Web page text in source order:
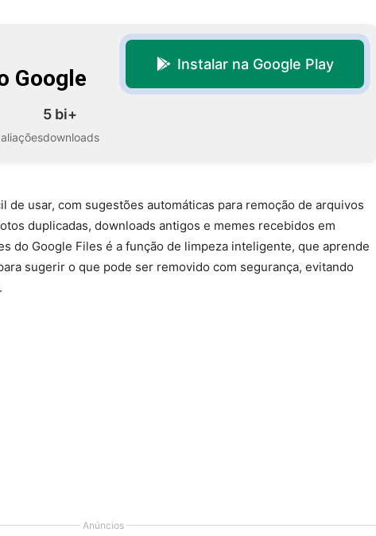
Google
5 bi+
downloads
Instalar na Google Play
de usar, com sugestões automáticas para remoção de arquivos
duplicadas, downloads antigos e memes recebidos em
do Google Files é a função de limpeza inteligente, que aprende
sugerir o que pode ser removido com segurança, evitando
Anúncios